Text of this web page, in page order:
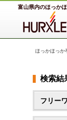
富山県内のほっか
ほっかほっか
検索結
フリー